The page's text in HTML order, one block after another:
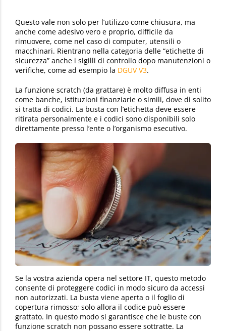
Questo vale non solo per l’utilizzo come chiusura, ma
anche come adesivo vero e proprio, difficile da
rimuovere, come nel caso di computer, utensili o
macchinari. Rientrano nella categoria delle “etichette di
sicurezza” anche i sigilli di controllo dopo manutenzioni o
verifiche, come ad esempio la DGUV V3.
La funzione scratch (da grattare) è molto diffusa in enti
come banche, istituzioni finanziarie o simili, dove di solito
si tratta di codici. La busta con l’etichetta deve essere
ritirata personalmente e i codici sono disponibili solo
direttamente presso l’ente o l’organismo esecutivo.
Se la vostra azienda opera nel settore IT, questo metodo
consente di proteggere codici in modo sicuro da accessi
non autorizzati. La busta viene aperta o il foglio di
copertura rimosso; solo allora il codice può essere
grattato. In questo modo si garantisce che le buste con
funzione scratch non possano essere sottratte. La